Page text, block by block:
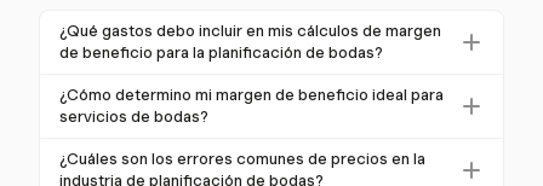
¿Qué gastos debo incluir en mis cálculos de margen
de beneficio para la planificación de bodas?
Al calcular márgenes de beneficio para la
planificación de bodas, incluye todos los costos
proveedores y suministros. Además, considera gastos
¿Cómo determino mi margen de beneficio ideal para
servicios de bodas?
Para determinar tu margen de beneficio ideal para
servicios de bodas, considera tus ingresos objetivo y
¿Cuáles son los errores comunes de precios en la
industria de planificación de bodas?